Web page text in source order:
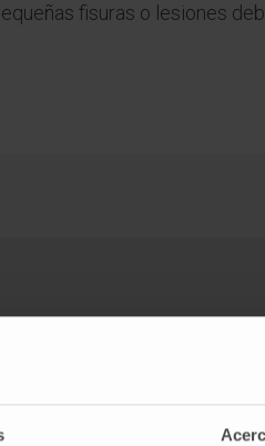
fisuras o lesiones
un especialista médico.